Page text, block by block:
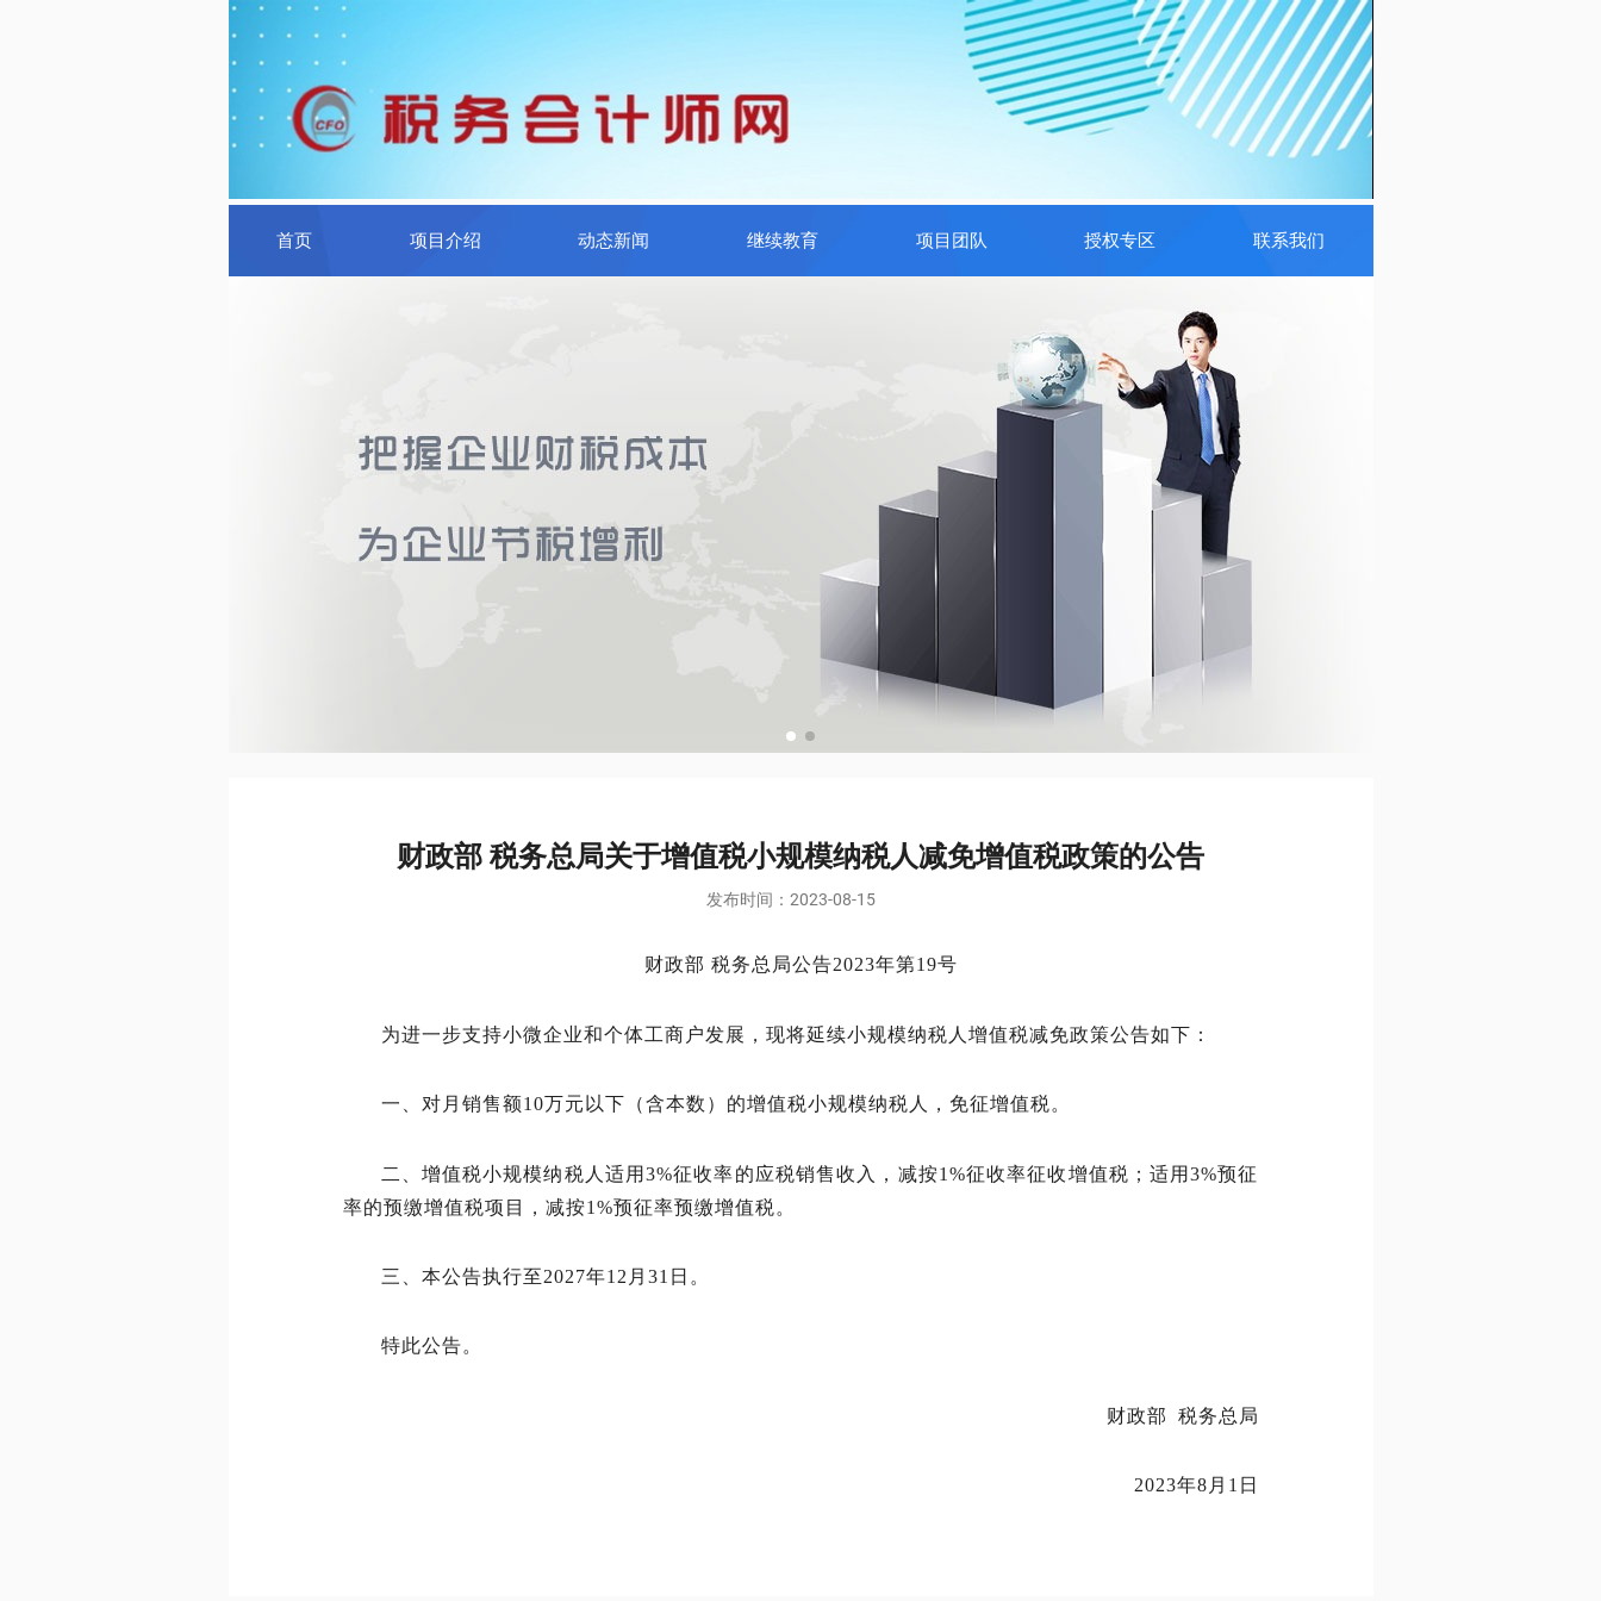
首页 项目介绍 动态新闻 继续教育 项目团队 授权专区 联系我们
财政部 税务总局关于增值税小规模纳税人减免增值税政策的公告
发布时间： 2023-08-15
财政部 税务总局公告2023年第19号
为进一步支持小微企业和个体工商户发展，现将延续小规模纳税人增值税减免政策公告如下：
一、对月销售额10万元以下（含本数）的增值税小规模纳税人，免征增值税。
二、增值税小规模纳税人适用3%征收率的应税销售收入，减按1%征收率征收增值税；适用3%预征
率的预缴增值税项目，减按1%预征率预缴增值税。
三、本公告执行至2027年12月31日。
特此公告。
财政部 税务总局
2023年8月1日